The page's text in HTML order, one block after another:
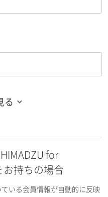
る
for
持ちの場合
いる会員情報が自動的に反映